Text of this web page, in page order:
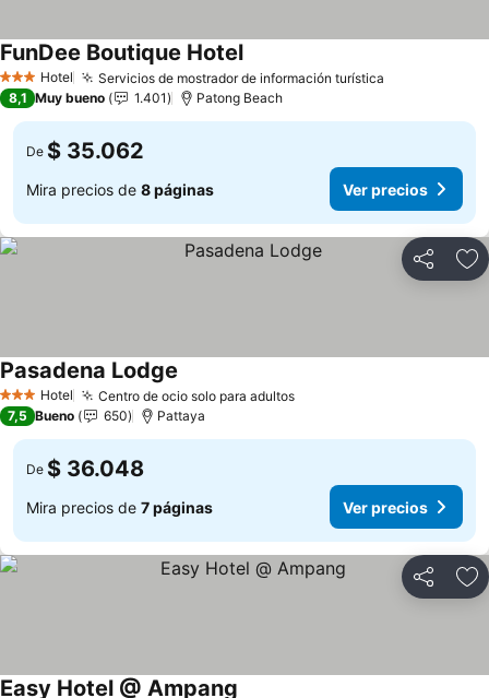
3 Estrellas
Hotel Servicios de mostrador de información turística
FunDee Boutique Hotel
8,1 Muy bueno 1.401 Patong Beach
De $ 35.062
Mira precios de 8 páginas Ver precios
Compartir
3 Estrellas
Hotel Centro de ocio solo para adultos
Pasadena Lodge
7,5 Bueno 650 Pattaya
De $ 36.048
Mira precios de 7 páginas Ver precios
Compartir
Easy Hotel @ Ampang